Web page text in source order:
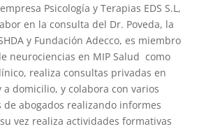
Psicología y Terapias EDS S.L,
en la consulta del Dr. Poveda, la
y Fundación Adecco, es miembro
neurociencias en MIP Salud como
realiza consultas privadas en
a domicilio, y colabora con varios
de abogados realizando informes
vez realiza actividades formativas